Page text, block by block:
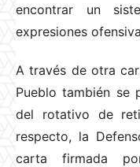
encontrar un
expresiones
A través de otra
Pueblo también se
del rotativo de
respecto, la
carta firmada